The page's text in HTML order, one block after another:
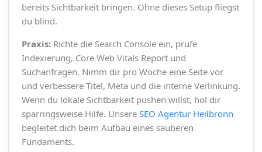
bereits Sichtbarkeit bringen. Ohne dieses Setup fliegst
du blind.
Praxis:Richte die Search Console ein, prüfe
Indexierung, Core Web Vitals Report und
Suchanfragen. Nimm dir pro Woche eine Seite vor
und verbessere Titel, Meta und die interne Verlinkung.
Wenn du lokale Sichtbarkeit pushen willst, hol dir
sparringsweise Hilfe. Unsere SEO Agentur Heilbronn
begleitet dich beim Aufbau eines sauberen
Fundaments.